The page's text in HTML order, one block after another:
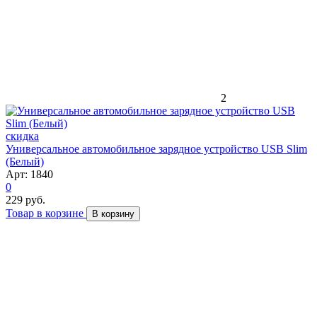
2
скидка
Универсальное автомобильное зарядное устройство USB Slim
(Белый)
Арт: 1840
0
229 руб.
Товар в корзине
В корзину